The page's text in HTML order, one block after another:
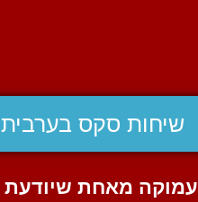
שיחות סקס בערבית
מאחת שיודעת